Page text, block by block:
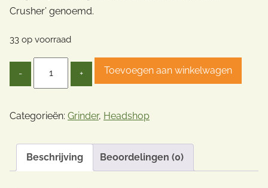
Crusher’ genoemd.
33 op voorraad
Quantity Toevoegen aan winkelwagen
Categorieën: Grinder, Headshop
Beschrijving Beoordelingen (0)